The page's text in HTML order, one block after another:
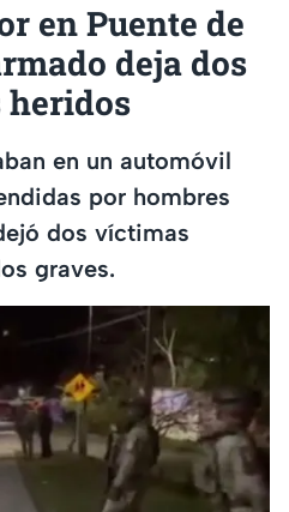
en Puente de
deja dos
heridos
en un automóvil
por hombres
dos víctimas
graves.